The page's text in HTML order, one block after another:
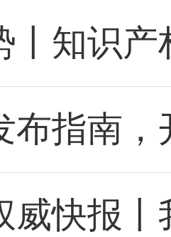
丨知识
布指南
威快报